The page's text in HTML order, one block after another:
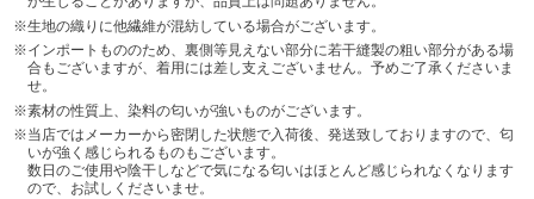
生地の織りに他繊維が混紡している場合がございます。
インポートもののため、裏側等見えない部分に若干縫製の粗い部分がある場
合もございますが、着用には差し支えございません。予めご了承くださいま
せ。
素材の性質上、染料の匂いが強いものがございます。
当店ではメーカーから密閉した状態で入荷後、発送致しておりますので、匂
いが強く感じられるものもございます。
数日のご使用や陰干しなどで気になる匂いはほとんど感じられなくなります
ので、お試しくださいませ。